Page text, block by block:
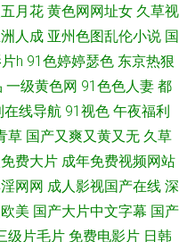
福利91三级国产 国产黄在线免
香蕉久久草 91av足交 久草视频
口 97手机电影院 婷婷五月激情
a黄 91在线超碰 三级AVV 不卡
月花 黄色网网址女 久草视
人成 亚州色图乱伦小说 国
h 91色婷婷瑟色 东京热狠
一级黄色网 91色色人妻 都
在线导航 91视色 午夜福利
草 国产又爽又黄又无 久草
费大片 成年免费视频网站
网网 成人影视国产在线 深
美 国产大片中文字幕 国产
级片毛片 免费电影片 日韩